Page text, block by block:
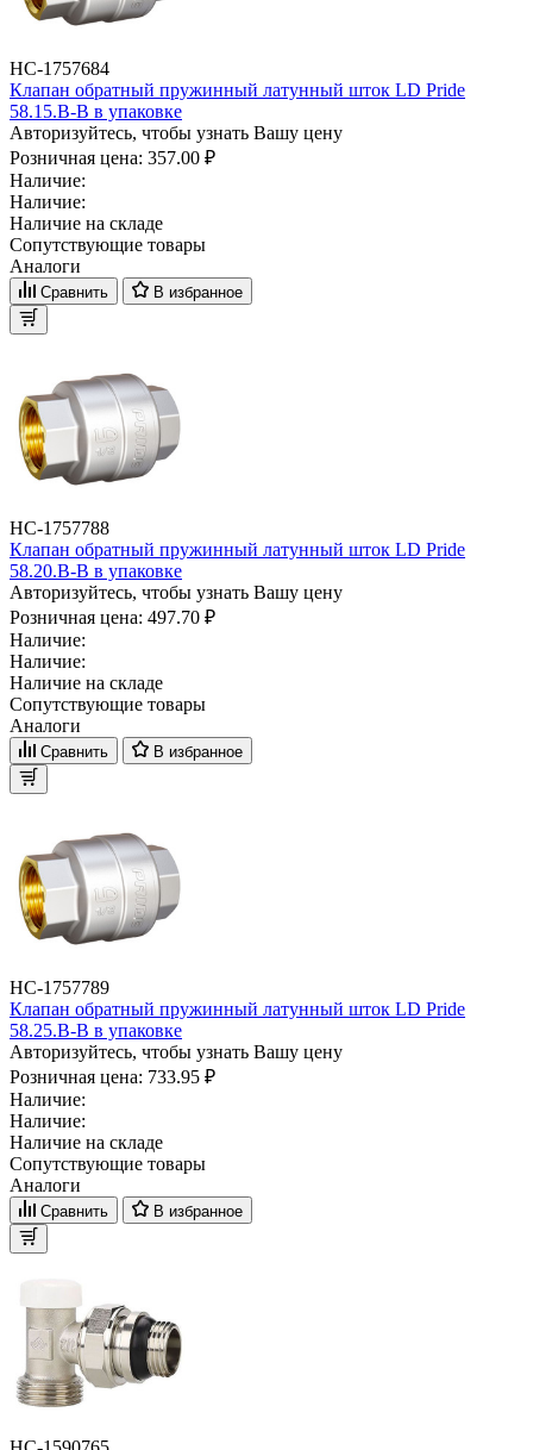
НС-1757684
Клапан обратный пружинный латунный шток LD Pride
58.15.В-В в упаковке
Авторизуйтесь, чтобы узнать Вашу цену
Розничная цена: 357.00 ₽
Наличие:
Наличие:
Наличие на складе
Сопутствующие товары
Аналоги
Сравнить В избранное
НС-1757788
Клапан обратный пружинный латунный шток LD Pride
58.20.В-В в упаковке
Авторизуйтесь, чтобы узнать Вашу цену
Розничная цена: 497.70 ₽
Наличие:
Наличие:
Наличие на складе
Сопутствующие товары
Аналоги
Сравнить В избранное
НС-1757789
Клапан обратный пружинный латунный шток LD Pride
58.25.В-В в упаковке
Авторизуйтесь, чтобы узнать Вашу цену
Розничная цена: 733.95 ₽
Наличие:
Наличие:
Наличие на складе
Сопутствующие товары
Аналоги
Сравнить В избранное